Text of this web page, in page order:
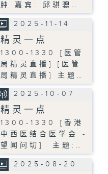
肿 嘉宾: 邱骐骢…
2025-11-14
精灵一点
1300-1330 [医管
局精灵直播] [医管
局精灵直播] 主题…
2025-10-07
精灵一点
1300-1330 [香港
中西医结合医学会 -
望闻问切] 主题:…
2025-08-20